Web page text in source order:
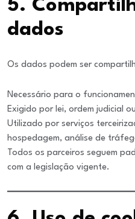
5.
dados
Os dados podem ser
Necessário para o
Exigido por lei, ordem judicial
Utilizado por serviços
hospedagem, análise de
Todos os parceiros seguem
com a legislação vigente.